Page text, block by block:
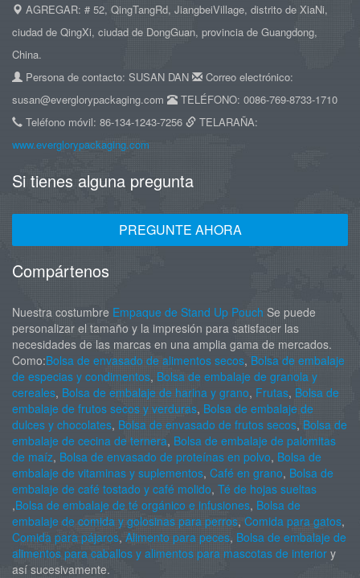
AGREGAR: # 52, QingTangRd, JiangbeiVillage, distrito de XiaNi,
ciudad de QingXi, ciudad de DongGuan, provincia de Guangdong,
China.
Persona de contacto: SUSAN DAN
Correo electrónico:
susan@everglorypackaging.com
TELÉFONO: 0086-769-8733-1710
Teléfono móvil: 86-134-1243-7256
TELARAÑA:
www.everglorypackaging.com
Si tienes alguna pregunta
PREGUNTE AHORA
Compártenos
Nuestra costumbre Empaque de Stand Up Pouch Se puede
personalizar el tamaño y la impresión para satisfacer las
necesidades de las marcas en una amplia gama de mercados.
Como:Bolsa de envasado de alimentos secos, Bolsa de embalaje
de especias y condimentos, Bolsa de embalaje de granola y
cereales, Bolsa de embalaje de harina y grano, Frutas, Bolsa de
embalaje de frutos secos y verduras, Bolsa de embalaje de
dulces y chocolates, Bolsa de envasado de frutos secos, Bolsa de
embalaje de cecina de ternera, Bolsa de embalaje de palomitas
de maíz, Bolsa de envasado de proteínas en polvo, Bolsa de
embalaje de vitaminas y suplementos, Café en grano, Bolsa de
embalaje de café tostado y café molido, Té de hojas sueltas
,Bolsa de embalaje de té orgánico e infusiones, Bolsa de
embalaje de comida y golosinas para perros, Comida para gatos,
Comida para pájaros, Alimento para peces, Bolsa de embalaje de
alimentos para caballos y alimentos para mascotas de interior y
así sucesivamente.